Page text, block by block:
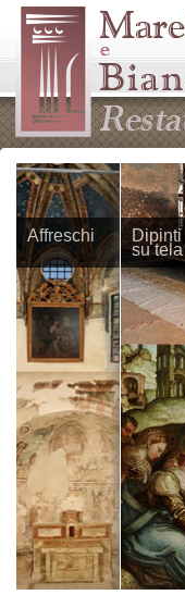
Affreschi Dipinti
su tela